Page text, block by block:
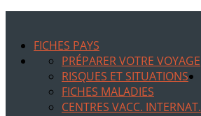
FICHES PAYS
PRÉPARER VOTRE VOYAGE
RISQUES ET SITUATIONS
FICHES MALADIES
CENTRES VACC. INTERNAT.